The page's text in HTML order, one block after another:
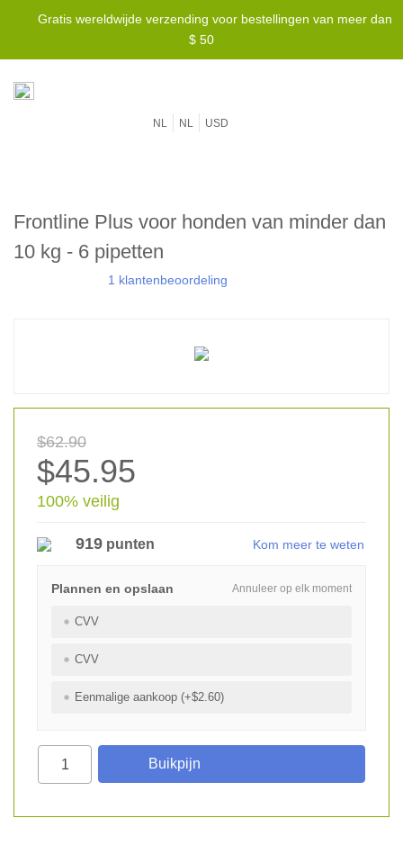
Gratis wereldwijde verzending voor bestellingen van meer dan
$ 50
NL NL USD
Frontline Plus voor honden van minder dan
10 kg - 6 pipetten
1 klantenbeoordeling
$62.90
$45.95
100% veilig
919 punten Kom meer te weten
Annuleer op elk moment
Plannen en opslaan
CVV
CVV
Eenmalige aankoop (+$2.60)